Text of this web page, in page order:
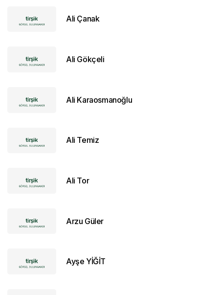
Ali Çanak
Ali Gökçeli
Ali Karaosmanoğlu
Ali Temiz
Ali Tor
Arzu Güler
Ayşe YİĞİT